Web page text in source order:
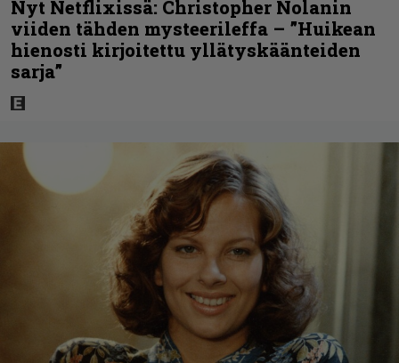
Nyt Netflixissä: Christopher Nolanin
viiden tähden mysteerileffa – ”Huikean
hienosti kirjoitettu yllätyskäänteiden
sarja”